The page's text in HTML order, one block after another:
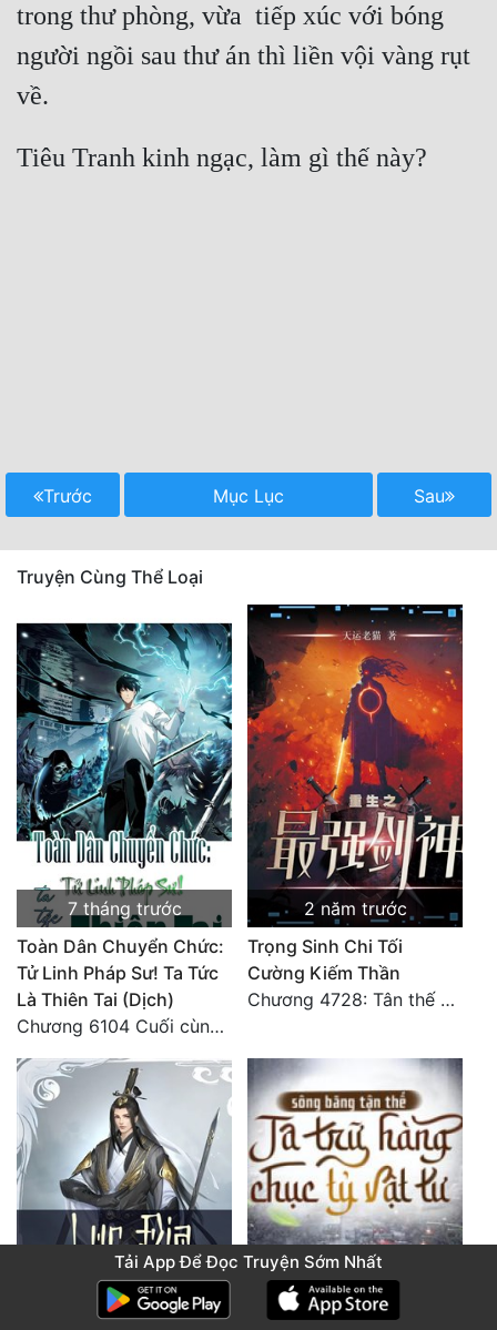
trong thư phòng, vừa  tiếp xúc với bóng
người ngồi sau thư án thì liền vội vàng rụt
Trước Mục Lục Sau
Truyện Cùng Thể Loại
7 tháng trước
Toàn Dân Chuyển Chức:
Tử Linh Pháp Sư! Ta Tức
Là Thiên Tai (Dịch)
Chương 6104 Cuối cùng (HẾT)
2 năm trước
Trọng Sinh Chi Tối
Cường Kiếm Thần
Chương 4728: Tân thế giới (đại kết cục) (10)
Tải App Để Đọc Truyện Sớm Nhất